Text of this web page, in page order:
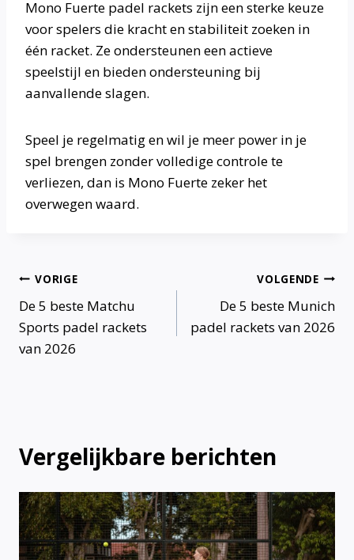
Mono Fuerte padel rackets zijn een sterke keuze
voor spelers die kracht en stabiliteit zoeken in
één racket. Ze ondersteunen een actieve
speelstijl en bieden ondersteuning bij
aanvallende slagen.
Speel je regelmatig en wil je meer power in je
spel brengen zonder volledige controle te
verliezen, dan is Mono Fuerte zeker het
overwegen waard.
Bericht
navigatie
VORIGE
De 5 beste Matchu
Sports padel rackets
van 2026
VOLGENDE
De 5 beste Munich
padel rackets van 2026
Vergelijkbare berichten